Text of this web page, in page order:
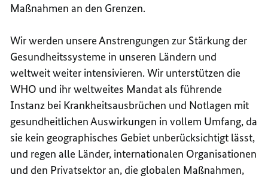
Maßnahmen an den Grenzen.
Wir werden unsere Anstrengungen zur Stärkung der
Gesundheitssysteme in unseren Ländern und
weltweit weiter intensivieren. Wir unterstützen die
WHO und ihr weltweites Mandat als führende
Instanz bei Krankheitsausbrüchen und Notlagen mit
gesundheitlichen Auswirkungen in vollem Umfang, da
sie kein geographisches Gebiet unberücksichtigt lässt,
und regen alle Länder, internationalen Organisationen
und den Privatsektor an, die globalen Maßnahmen,